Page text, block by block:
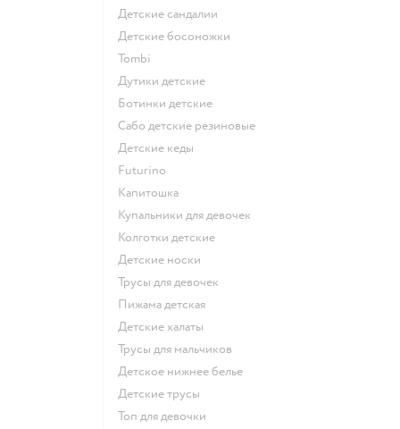
Детские сандалии
Детские босоножки
Tombi
Дутики детские
Ботинки детские
Сабо детские резиновые
Детские кеды
Futurino
Капитошка
Купальники для девочек
Колготки детские
Детские носки
Трусы для девочек
Пижама детская
Детские халаты
Трусы для мальчиков
Детское нижнее белье
Детские трусы
Топ для девочки